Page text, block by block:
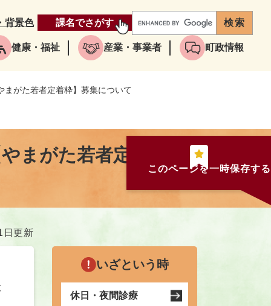
このページを一時保存する
背景色 課名でさがす
健康・福祉 産業・事業者 町政情報
がた若者定着枠】募集について
まがた若者定着枠】
日更新
いざという時
休日・夜間診療